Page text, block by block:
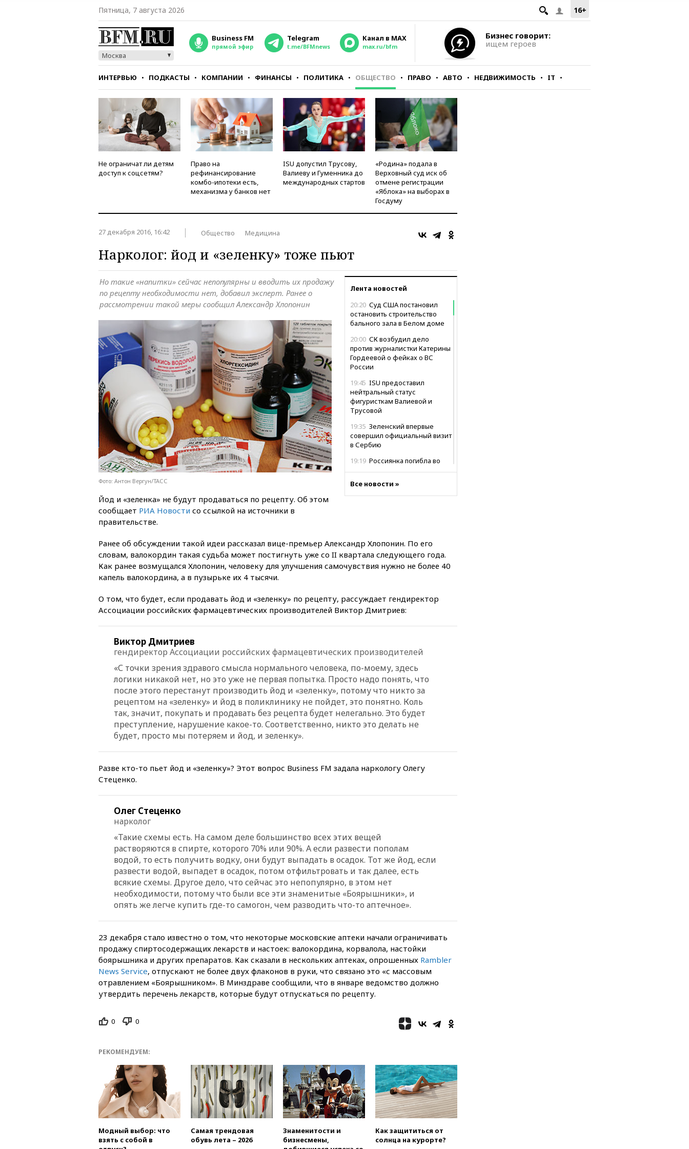
16+
Пятница, 7 августа 2026
Москва
Business FM
прямой эфир
Telegram
t.me/BFMnews
Канал в MAX
max.ru/bfm
Бизнес говорит:
ищем героев
ИНТЕРВЬЮ ПОДКАСТЫ КОМПАНИИ ФИНАНСЫ ПОЛИТИКА ОБЩЕСТВО ПРАВО АВТО НЕДВИЖИМОСТЬ IT
СТИЛЬ ТЕСТЫ
Не ограничат ли детям
доступ к соцсетям?
Право на
рефинансирование
комбо-ипотеки есть,
механизма у банков нет
ISU допустил Трусову,
Валиеву и Гуменника до
международных стартов
«Родина» подала в
Верховный суд иск об
отмене регистрации
«Яблока» на выборах в
Госдуму
27 декабря 2016, 16:42 Общество Медицина
Нарколог: йод и «зеленку» тоже пьют
Лента новостей
20:20 Суд США постановил
остановить строительство
бального зала в Белом доме
20:00 СК возбудил дело
против журналистки Катерины
Гордеевой о фейках о ВС
России
19:45 ISU предоставил
нейтральный статус
фигуристкам Валиевой и
Трусовой
19:35 Зеленский впервые
совершил официальный визит
в Сербию
19:19 Россиянка погибла во
19:00 Открытое горение на
складе в Брянске
18:47Школьники из РФ стали
абсолютными чемпионами на
олимпиаде по ИИ
результате удара ВСУ по
многоэтажке в Керчи
18:18Товарооборот Китая и
России вырос в этом году
более чем на четверть
17:55Мужчина получил
ранения при атаке дрона на
Белгородскую область
17:48Bloomberg:
наличие трещин
17:35В Казани пятилетний
17:00 Сняты ограничения на
полеты в аэропорту
Геленджика
16:50В Братиславе загорелся
крупнейший НПЗ Slovnaft
16:45 «Яблоко» подаст иск к
16:35 Мельникова и еще
шесть гимнастов сборной
России не получили визы на
ЧЕ
16:16 Движение по
Крымскому мосту
Создатели пирамиды
15:45
Верховный суд 10
августа рассмотрит иск о
снятии «Яблока» с выборов
15:35
Четыре человека
пострадали при пожаре на
складе с красками в Брянске
«Аэрофлот» с 1 октября
возобновит ежедневные
Все новости »
Но такие «напитки» сейчас непопулярны и вводить их продажу
по рецепту необходимости нет, добавил эксперт. Ранее о
рассмотрении такой меры сообщил Александр Хлопонин
Фото: Антон Вергун/ТАСС
Йод и «зеленка» не будут продаваться по рецепту. Об этом
сообщает РИА Новости со ссылкой на источники в
правительстве.
Ранее об обсуждении такой идеи рассказал вице-премьер Александр Хлопонин. По его
словам, валокордин такая судьба может постигнуть уже со II квартала следующего года.
Как ранее возмущался Хлопонин, человеку для улучшения самочувствия нужно не более 40
капель валокордина, а в пузырьке их 4 тысячи.
О том, что будет, если продавать йод и «зеленку» по рецепту, рассуждает гендиректор
Ассоциации российских фармацевтических производителей Виктор Дмитриев:
Виктор Дмитриев
гендиректор Ассоциации российских фармацевтических производителей
«С точки зрения здравого смысла нормального человека, по-моему, здесь
логики никакой нет, но это уже не первая попытка. Просто надо понять, что
после этого перестанут производить йод и «зеленку», потому что никто за
рецептом на «зеленку» и йод в поликлинику не пойдет, это понятно. Коль
так, значит, покупать и продавать без рецепта будет нелегально. Это будет
преступление, нарушение какое-то. Соответственно, никто это делать не
будет, просто мы потеряем и йод, и зеленку».
Разве кто-то пьет йод и «зеленку»? Этот вопрос Business FM задала наркологу Олегу
Стеценко.
Олег Стеценко
нарколог
«Такие схемы есть. На самом деле большинство всех этих вещей
растворяются в спирте, которого 70% или 90%. А если развести пополам
водой, то есть получить водку, они будут выпадать в осадок. Тот же йод, если
развести водой, выпадет в осадок, потом отфильтровать и так далее, есть
всякие схемы. Другое дело, что сейчас это непопулярно, в этом нет
необходимости, потому что были все эти знаменитые «Боярышники», и
опять же легче купить где-то самогон, чем разводить что-то аптечное».
23 декабря стало известно о том, что некоторые московские аптеки начали ограничивать
продажу спиртосодержащих лекарств и настоек: валокордина, корвалола, настойки
боярышника и других препаратов. Как сказали в нескольких аптеках, опрошенных Rambler
News Service, отпускают не более двух флаконов в руки, что связано это «с массовым
отравлением «Боярышником». В Минздраве сообщили, что в январе ведомство должно
утвердить перечень лекарств, которые будут отпускаться по рецепту.
0 0
РЕКОМЕНДУЕМ:
Модный выбор: что
взять с собой в
Самая трендовая
обувь лета – 2026
Знаменитости и
бизнесмены,
Как защититься от
солнца на курорте?